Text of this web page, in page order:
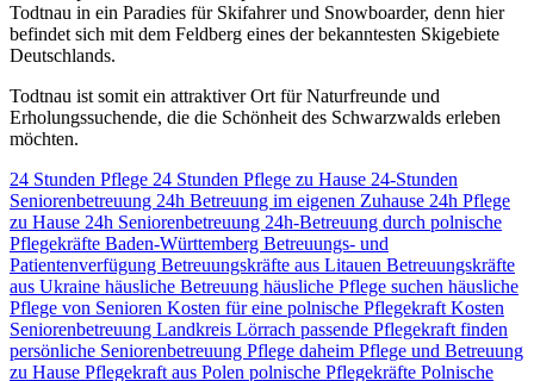
Todtnau in ein Paradies für Skifahrer und Snowboarder, denn hier
befindet sich mit dem Feldberg eines der bekanntesten Skigebiete
Deutschlands.
Todtnau ist somit ein attraktiver Ort für Naturfreunde und
Erholungssuchende, die die Schönheit des Schwarzwalds erleben
möchten.
24 Stunden Pflege 24 Stunden Pflege zu Hause 24-Stunden
Seniorenbetreuung 24h Betreuung im eigenen Zuhause 24h Pflege
zu Hause 24h Seniorenbetreuung 24h-Betreuung durch polnische
Pflegekräfte Baden-Württemberg Betreuungs- und
Patientenverfügung Betreuungskräfte aus Litauen Betreuungskräfte
aus Ukraine häusliche Betreuung häusliche Pflege suchen häusliche
Pflege von Senioren Kosten für eine polnische Pflegekraft Kosten
Seniorenbetreuung Landkreis Lörrach passende Pflegekraft finden
persönliche Seniorenbetreuung Pflege daheim Pflege und Betreuung
zu Hause Pflegekraft aus Polen polnische Pflegekräfte Polnische